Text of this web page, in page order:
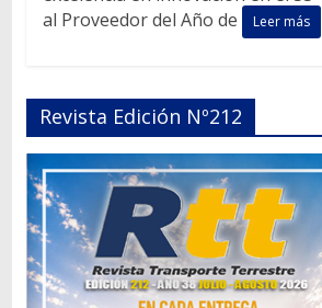
al Proveedor del Año de
Leer más
Revista Edición Nº212